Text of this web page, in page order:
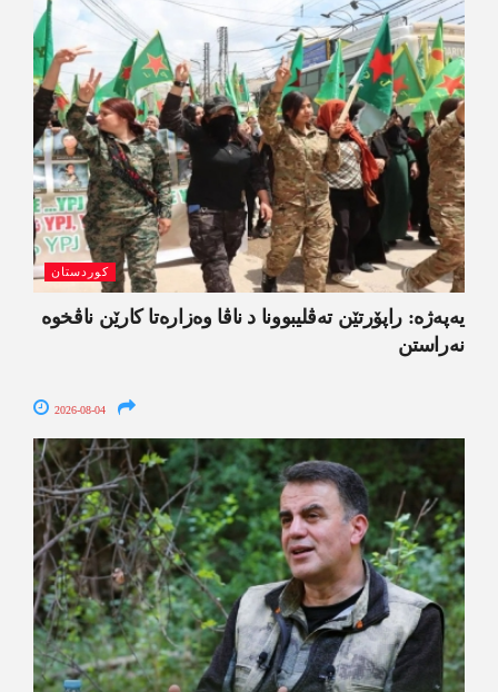
کوردستان
یەپەژە: راپۆرتێن تەڤلیبوونا د ناڤا وەزارەتا کارێن ناڤخوە
نەراستن
2026-08-04